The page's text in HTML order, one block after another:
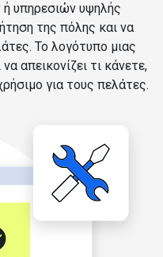
υπηρεσιών υψηλής
της πόλης και να
Το λογότυπο μιας
απεικονίζει τι κάνετε,
για τους πελάτες.